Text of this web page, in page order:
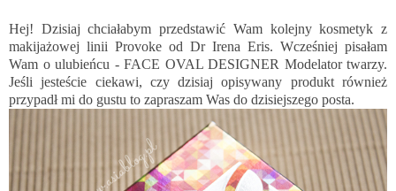
Hej! Dzisiaj chciałabym przedstawić Wam kolejny kosmetyk z
makijażowej linii Provoke od Dr Irena Eris. Wcześniej pisałam
Wam o ulubieńcu - FACE OVAL DESIGNER Modelator twarzy.
Jeśli jesteście ciekawi, czy dzisiaj opisywany produkt również
przypadł mi do gustu to zapraszam Was do dzisiejszego posta.